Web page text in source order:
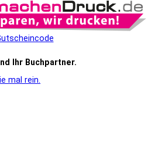
Ihr Buchpartner.
mal rein.